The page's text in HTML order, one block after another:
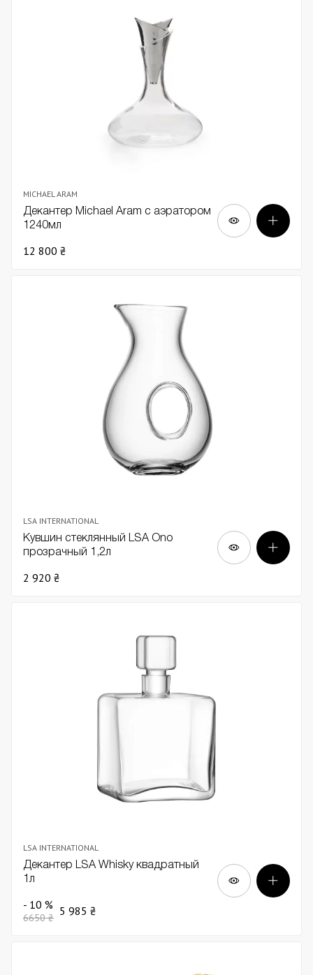
MICHAEL ARAM
Декантер Michael Aram с аэратором
1240мл
12 800 ₴
LSA INTERNATIONAL
Кувшин стеклянный LSA Ono
прозрачный 1,2л
2 920 ₴
LSA INTERNATIONAL
Декантер LSA Whisky квадратный
1л
- 10 %
6650 ₴ 5 985 ₴